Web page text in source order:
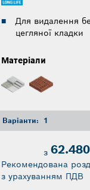
Для видалення
цегляної кладки
Матеріали
Варіанти: 1
з
Рекомендована
з урахуванням ПДВ